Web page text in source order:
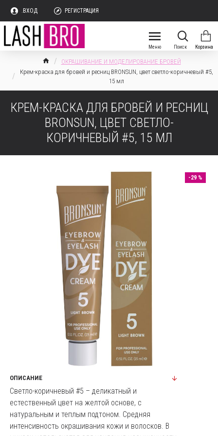
.ВХОД РЕГИСТРАЦИЯ
ОКРАШИВАНИЕ И МОДЕЛИРОВАНИЕ БРОВЕЙ
Крем-краска для бровей и ресниц BRONSUN, цвет светло-коричневый #5,
15 мл
КРЕМ-КРАСКА ДЛЯ БРОВЕЙ И РЕСНИЦ
BRONSUN, ЦВЕТ СВЕТЛО-
КОРИЧНЕВЫЙ #5, 15 МЛ
-29 %
ОПИСАНИЕ
Светло-коричневый #5 – деликатный и
естественный цвет на желтой основе, с
натуральным и теплым подтоном. Средняя
интенсивность окрашивания кожи и волосков. В